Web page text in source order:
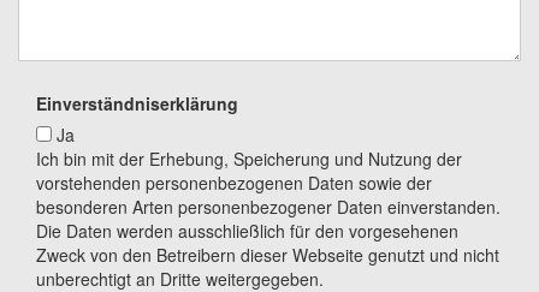
Einverständniserklärung
Ja
Ich bin mit der Erhebung, Speicherung und Nutzung der
vorstehenden personenbezogenen Daten sowie der
besonderen Arten personenbezogener Daten einverstanden.
Die Daten werden ausschließlich für den vorgesehenen
Zweck von den Betreibern dieser Webseite genutzt und nicht
unberechtigt an Dritte weitergegeben.